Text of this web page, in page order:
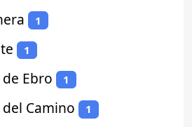
1
1
Ebro 1
Camino 1